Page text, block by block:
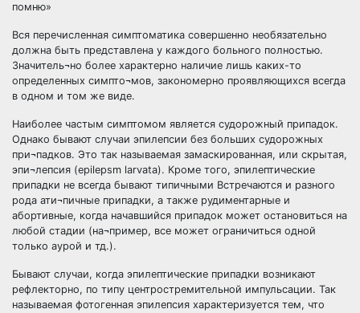
помню»
Вся перечисленная симптоматика совершенно необязательно
должна быть представлена у каждого больного полностью.
Значитель¬но более характерно наличие лишь каких-то
определенных симпто¬мов, закономерно проявляющихся всегда
в одном и том же виде.
Наиболее частым симптомом является судорожный припадок.
Однако бывают случаи эпилепсии без больших судорожных
при¬падков. Это так называемая замаскированная, или скрытая,
эпи¬лепсия (epilepsm larvata). Кроме того, эпилептические
припадки не всегда бывают типичными Встречаются и разного
рода ати¬пичные припадки, а также рудиментарные и
абортивные, когда начавшийся припадок может остановиться на
любой стадии (на¬пример, все может ограничиться одной
только аурой и тд.).
Бывают случаи, когда эпилептические припадки возникают
рефлекторно, по типу центростремительной импульсации. Так
называемая фотогенная эпилепсия характеризуется тем, что